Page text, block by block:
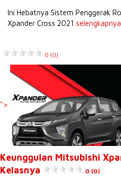
Ini Hebatnya Sistem Penggerak
Xpander Cross 2021 selengkapnya
0 (0)
">
Keunggulan Mitsubishi
Kelasnya
0 (0)